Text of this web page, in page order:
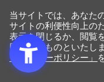
当サイトでは、あなた
サイトの利便性向上の
表示を閉じるか、閲覧
同意するものといたし
ライバシーポリシー」